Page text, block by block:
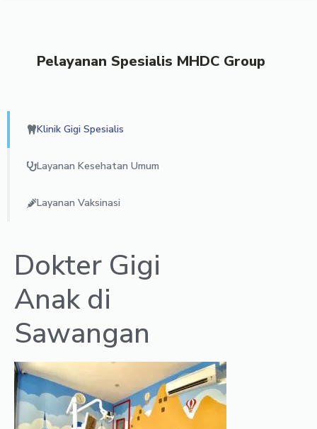
Pelayanan Spesialis MHDC Group
Klinik Gigi Spesialis
Layanan Kesehatan Umum
Layanan Vaksinasi
Dokter Gigi
Anak di
Sawangan